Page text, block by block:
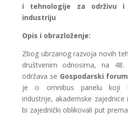
i tehnologije za održivu i
industriju
Opis i obrazloženje:
Zbog ubrzanog razvoja novih
društvenim odnosima, na 48.
održava se Gospodarski
je o omnibus panelu koji
industrije, akademske
bi zajednički oblikovali put